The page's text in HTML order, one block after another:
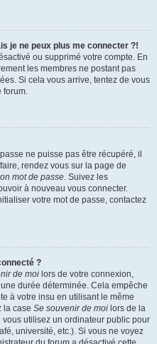
je ne peux plus me connecter ?!
ou supprimé votre compte. En
les membres ne postant pas
Si cela vous arrive, tentez de vous
forum.
ne puisse pas être récupéré, il
rendez vous sur la page de
mot de passe. Suivez les
à nouveau vous connecter.
votre mot de passe, contactez
?
de moi lors de votre connexion,
durée déterminée. Cela empêche
à votre insu en utilisant le même
la case Se souvenir de moi lors de la
utilisez un ordinateur public pour
université, etc.). Si vous ne voyez